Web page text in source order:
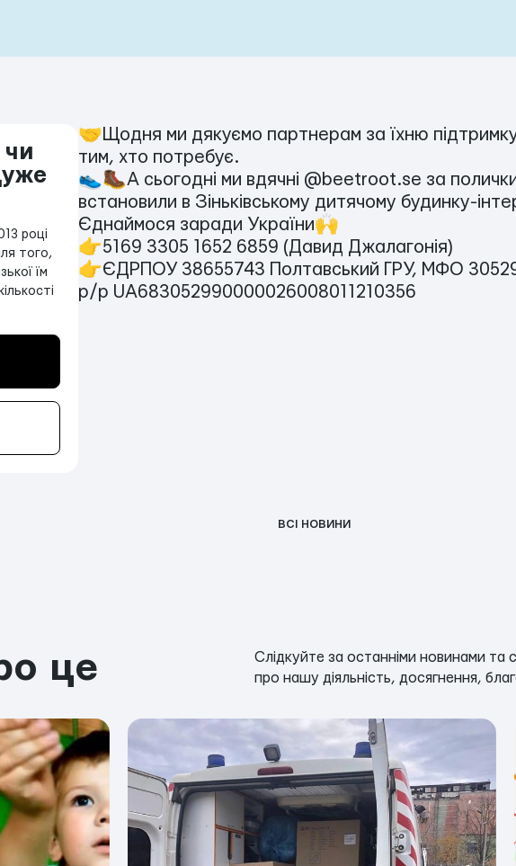
🤝Щодня ми дякуємо партнерам за їхню
тим, хто потребує.
👟🥾А сьогодні ми вдячні @beetroot.se за
встановили в Зіньківському дитячому будинку-
Єднаймося заради України🙌
👉5169 3305 1652 6859 (Давид Джалагонія)
👉ЄДРПОУ 38655743 Полтавський ГРУ, МФО
р/р UA683052990000026008011210356
році
того,
їм
ВСІ НОВИНИ
це
Слідкуйте за останніми новинами та
про нашу діяльність, досягнення,